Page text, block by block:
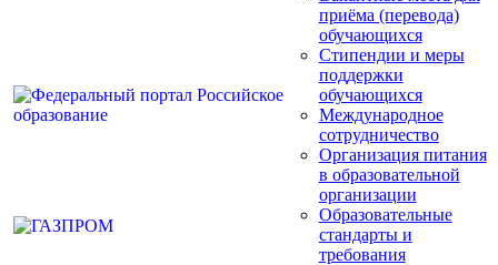
приёма (перевода)
обучающихся
Стипендии и меры
поддержки
обучающихся
Международное
сотрудничество
Организация питания
в образовательной
организации
Образовательные
стандарты и
требования